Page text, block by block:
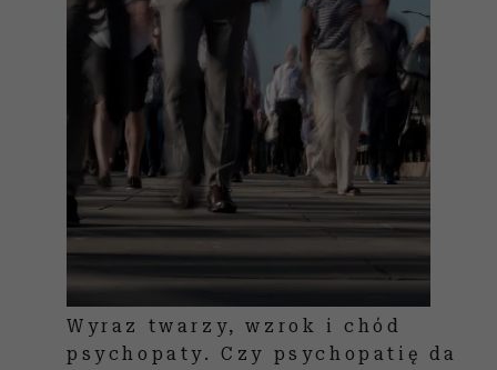
Wyraz twarzy, wzrok i chód
psychopaty. Czy psychopatię da